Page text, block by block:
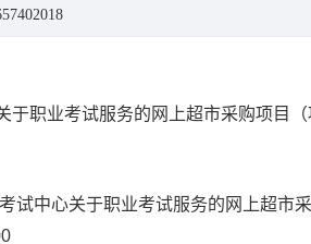
于职业考试服务的网上超市采购项目
试中心关于职业考试服务的网上超市